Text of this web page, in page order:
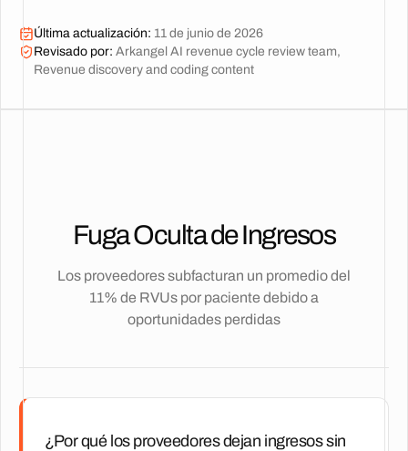
Última actualización: 11 de junio de 2026
Revisado por: Arkangel AI revenue cycle review team,
Revenue discovery and coding content
Fuga Oculta de Ingresos
Los proveedores subfacturan un promedio del
11% de RVUs por paciente debido a
oportunidades perdidas
¿Por qué los proveedores dejan ingresos sin